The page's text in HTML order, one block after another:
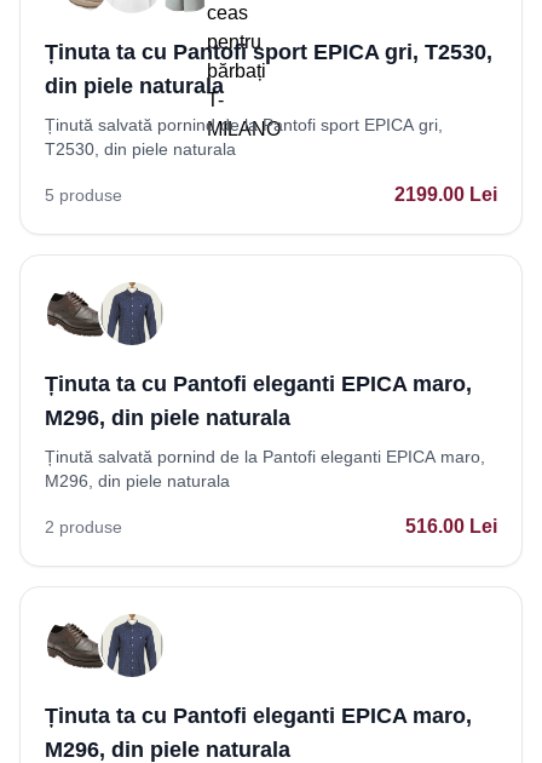
Ținuta ta cu Pantofi sport EPICA gri, T2530,
din piele naturala
Ținută salvată pornind de la Pantofi sport EPICA gri,
T2530, din piele naturala
5 produse 2199.00 Lei
Ținuta ta cu Pantofi eleganti EPICA maro,
M296, din piele naturala
Ținută salvată pornind de la Pantofi eleganti EPICA maro,
M296, din piele naturala
2 produse 516.00 Lei
Ținuta ta cu Pantofi eleganti EPICA maro,
M296, din piele naturala